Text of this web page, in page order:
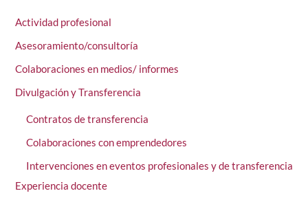
Actividad profesional
Asesoramiento/consultoría
Colaboraciones en medios/ informes
Divulgación y Transferencia
Contratos de transferencia
Colaboraciones con emprendedores
Intervenciones en eventos profesionales y de transferencia
Experiencia docente